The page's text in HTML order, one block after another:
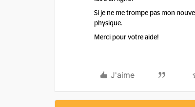
Si je ne me trompe pas mon
physique.
Merci pour votre aide!
J'aime